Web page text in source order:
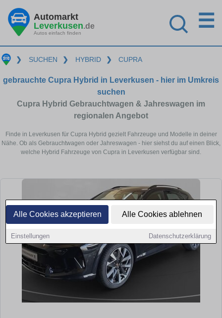
Alle Cookies akzeptieren Alle Cookies ablehnen
Einstellungen Datenschutzerklärung
Automarkt
Leverkusen.de
Autos einfach finden
☰
❯ SUCHEN ❯ HYBRID ❯ CUPRA
gebrauchte Cupra Hybrid in Leverkusen - hier im Umkreis
suchen
Cupra Hybrid Gebrauchtwagen & Jahreswagen im
regionalen Angebot
Finde in Leverkusen für Cupra Hybrid gezielt Fahrzeuge und Modelle in deiner
Nähe. Ob als Gebrauchtwagen oder Jahreswagen - hier siehst du auf einen Blick,
welche Hybrid Fahrzeuge von Cupra in Leverkusen verfügbar sind.